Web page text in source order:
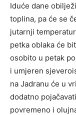
Iduće dane
toplina, pa će se
jutarnji
petka oblaka će
osobito u petak
i umjeren
na Jadranu će u
dodatno
povremeno i